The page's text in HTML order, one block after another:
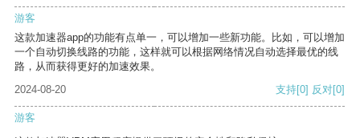
游客
这款加速器app的功能有点单一，可以增加一些新功能。比如，可以增加
一个自动切换线路的功能，这样就可以根据网络情况自动选择最优的线
路，从而获得更好的加速效果。
2024-08-20
支持[0] 反对[0]
游客